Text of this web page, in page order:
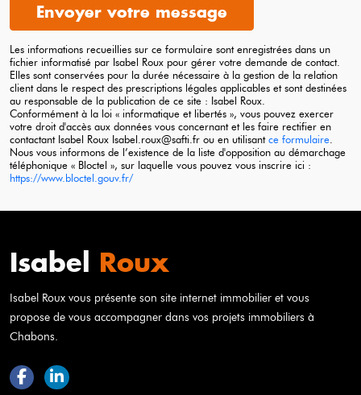
Envoyer votre message
Les informations recueillies sur ce formulaire sont enregistrées dans un
fichier informatisé par Isabel Roux pour gérer votre demande de contact.
Elles sont conservées pour la durée nécessaire à la gestion de la relation
client dans le respect des prescriptions légales applicables et sont destinées
au responsable de la publication de ce site : Isabel Roux
Conformément à la loi « informatique et libertés », vous pouvez exercer
votre droit d'accès aux données vous concernant et les faire rectifier en
contactant Isabel Roux Isabel.roux@safti.fr ou en utilisant ce formulaire
Nous vous informons de l’existence de la liste d'opposition au démarchage
téléphonique « Bloctel », sur laquelle vous pouvez vous inscrire ici :
https://www.bloctel.gouv.fr/
Isabel Roux
Isabel Roux vous présente son site internet immobilier et vous
propose de vous accompagner dans vos projets immobiliers à
Chabons.